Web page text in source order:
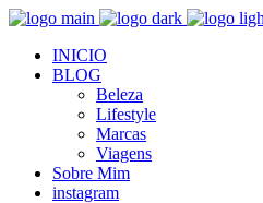
INICIO
BLOG
Beleza
Lifestyle
Marcas
Viagens
Sobre Mim
instagram